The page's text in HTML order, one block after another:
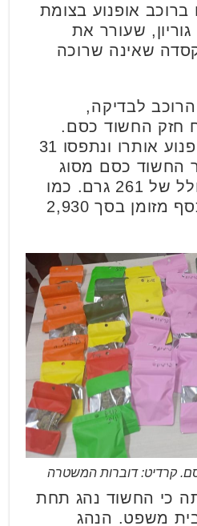
ברוכב אופנוע בצומת
שעורר את
שאינה שרוכה
לבדיקה,
חזק החשוד כסם.
בחיפוש שנערך באופנוע אותרו ונתפסו 31
החשוד כסם מסוג
קנאביס, במשקל כולל של 261 גרם. כמו
כן, נתפס ברשותו כסף מזומן בסך 2,930
קרדיט: דוברות המשטרה
כי החשוד נהג תחת
בית משפט. הנהג